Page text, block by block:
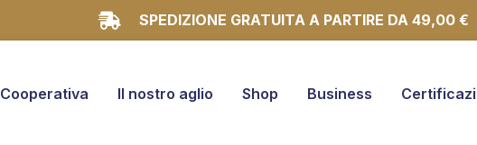
SPEDIZIONE GRATUITA A PARTIRE DA 49,00 €
Cooperativa Il nostro aglio Shop Business